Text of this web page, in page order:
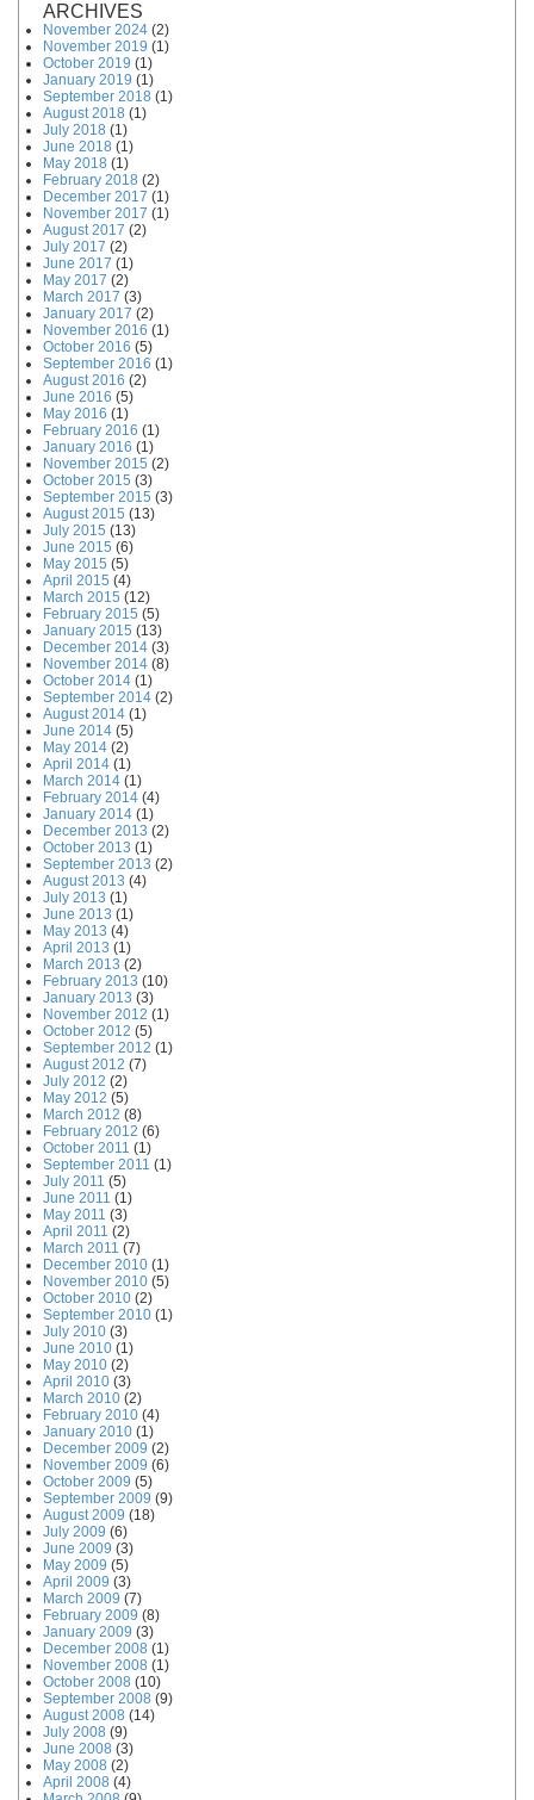
ARCHIVES
November 2024 (2)
November 2019 (1)
October 2019 (1)
January 2019 (1)
September 2018 (1)
August 2018 (1)
July 2018 (1)
June 2018 (1)
May 2018 (1)
February 2018 (2)
December 2017 (1)
November 2017 (1)
August 2017 (2)
July 2017 (2)
June 2017 (1)
May 2017 (2)
March 2017 (3)
January 2017 (2)
November 2016 (1)
October 2016 (5)
September 2016 (1)
August 2016 (2)
June 2016 (5)
May 2016 (1)
February 2016 (1)
January 2016 (1)
November 2015 (2)
October 2015 (3)
September 2015 (3)
August 2015 (13)
July 2015 (13)
June 2015 (6)
May 2015 (5)
April 2015 (4)
March 2015 (12)
February 2015 (5)
January 2015 (13)
December 2014 (3)
November 2014 (8)
October 2014 (1)
September 2014 (2)
August 2014 (1)
June 2014 (5)
May 2014 (2)
April 2014 (1)
March 2014 (1)
February 2014 (4)
January 2014 (1)
December 2013 (2)
October 2013 (1)
September 2013 (2)
August 2013 (4)
July 2013 (1)
June 2013 (1)
May 2013 (4)
April 2013 (1)
March 2013 (2)
February 2013 (10)
January 2013 (3)
November 2012 (1)
October 2012 (5)
September 2012 (1)
August 2012 (7)
July 2012 (2)
May 2012 (5)
March 2012 (8)
February 2012 (6)
October 2011 (1)
September 2011 (1)
July 2011 (5)
June 2011 (1)
May 2011 (3)
April 2011 (2)
March 2011 (7)
December 2010 (1)
November 2010 (5)
October 2010 (2)
September 2010 (1)
July 2010 (3)
June 2010 (1)
May 2010 (2)
April 2010 (3)
March 2010 (2)
February 2010 (4)
January 2010 (1)
December 2009 (2)
November 2009 (6)
October 2009 (5)
September 2009 (9)
August 2009 (18)
July 2009 (6)
June 2009 (3)
May 2009 (5)
April 2009 (3)
March 2009 (7)
February 2009 (8)
January 2009 (3)
December 2008 (1)
November 2008 (1)
October 2008 (10)
September 2008 (9)
August 2008 (14)
July 2008 (9)
June 2008 (3)
May 2008 (2)
April 2008 (4)